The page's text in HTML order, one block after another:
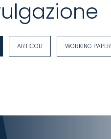
ARTICOLI WORKING PAPER